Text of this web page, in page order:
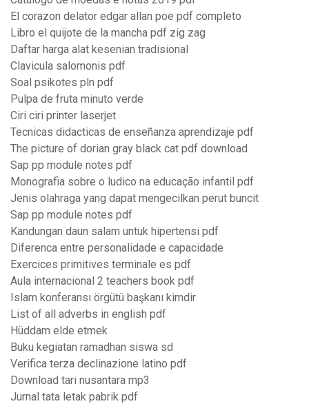
El corazon delator edgar allan poe pdf completo
Libro el quijote de la mancha pdf zig zag
Daftar harga alat kesenian tradisional
Clavicula salomonis pdf
Soal psikotes pln pdf
Pulpa de fruta minuto verde
Ciri ciri printer laserjet
Tecnicas didacticas de enseñanza aprendizaje pdf
The picture of dorian gray black cat pdf download
Sap pp module notes pdf
Monografia sobre o ludico na educação infantil pdf
Jenis olahraga yang dapat mengecilkan perut buncit
Sap pp module notes pdf
Kandungan daun salam untuk hipertensi pdf
Diferenca entre personalidade e capacidade
Exercices primitives terminale es pdf
Aula internacional 2 teachers book pdf
Islam konferansı örgütü başkanı kimdir
List of all adverbs in english pdf
Hüddam elde etmek
Buku kegiatan ramadhan siswa sd
Verifica terza declinazione latino pdf
Download tari nusantara mp3
Jurnal tata letak pabrik pdf